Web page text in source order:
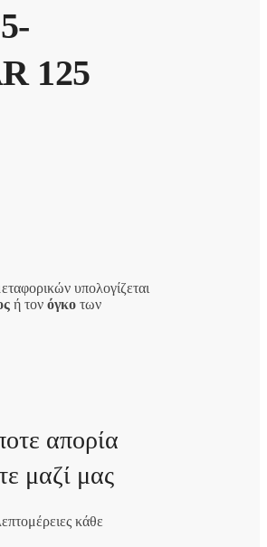
125
υπολογίζεται
ή τον όγκο των
απορία
μαζί μας
κάθε